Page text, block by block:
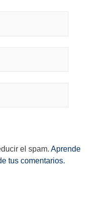
el spam. Aprende
tus comentarios.